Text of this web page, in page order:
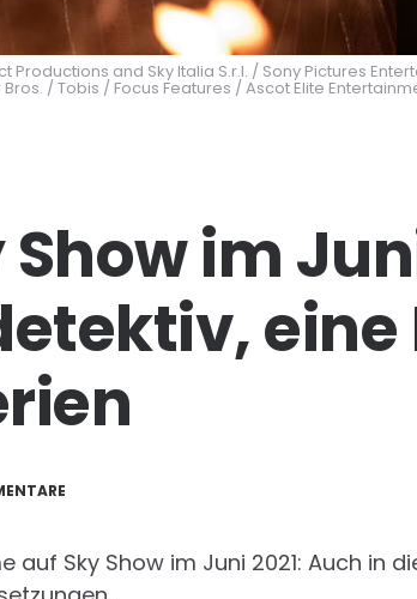
Productions and Sky Italia S.r.l. / Sony Pictures
/ Tobis / Focus Features / Ascot Elite
im
auf Sky Show im Juni 2021: Auch in